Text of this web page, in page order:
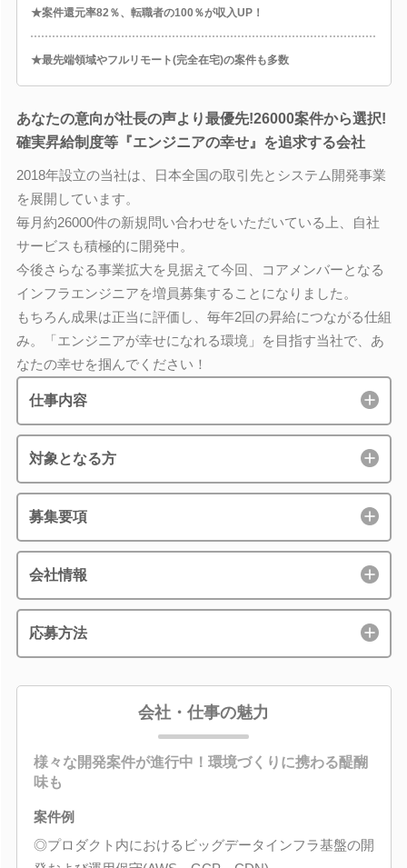
★案件還元率82％、転職者の100％が収入UP！
★最先端領域やフルリモート(完全在宅)の案件も多数
あなたの意向が社長の声より最優先!26000案件から選択!
確実昇給制度等『エンジニアの幸せ』を追求する会社
2018年設立の当社は、日本全国の取引先とシステム開発事業
を展開しています。
毎月約26000件の新規問い合わせをいただいている上、自社
サービスも積極的に開発中。
今後さらなる事業拡大を見据えて今回、コアメンバーとなる
インフラエンジニアを増員募集することになりました。
もちろん成果は正当に評価し、毎年2回の昇給につながる仕組
み。「エンジニアが幸せになれる環境」を目指す当社で、あ
なたの幸せを掴んでください！
仕事内容
対象となる方
募集要項
会社情報
応募方法
会社・仕事の魅力
様々な開発案件が進行中！環境づくりに携わる醍醐
味も
案件例
◎プロダクト内におけるビッグデータインフラ基盤の開